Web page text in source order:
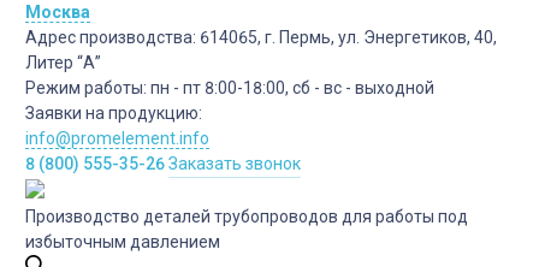
Москва
Адрес производства: 614065, г. Пермь, ул. Энергетиков, 40,
Литер “А”
Режим работы: пн - пт 8:00-18:00, сб - вс - выходной
Заявки на продукцию:
info@promelement.info
8 (800) 555-35-26Заказать звонок
Производство деталей трубопроводов для работы под
избыточным давлением